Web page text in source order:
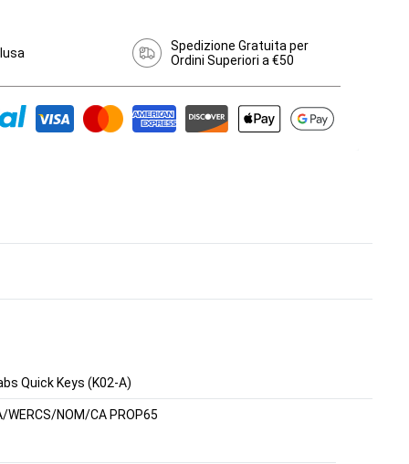
Spedizione Gratuita per
Ordini Superiori a €50
Quick Keys (K02-A)
WERCS/NOM/CA PROP65